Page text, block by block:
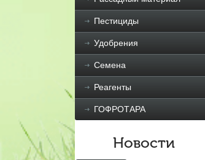
Пестициды
Удобрения
Семена
Реагенты
ГОФРОТАРА
Новости